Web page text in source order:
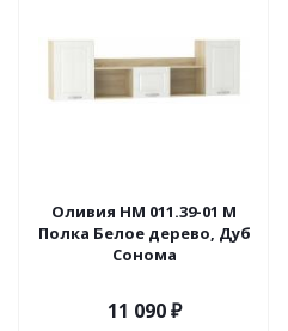
Оливия НМ 011.39-01 М
Полка Белое дерево, Дуб
Сонома
11 090₽